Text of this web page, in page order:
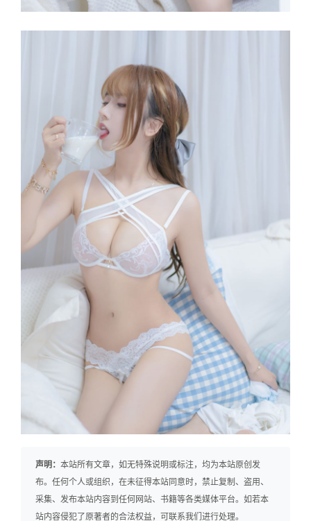
声明： 本站所有文章，如无特殊说明或标注，均为本站原创发
布。任何个人或组织，在未征得本站同意时，禁止复制、盗用、
采集、发布本站内容到任何网站、书籍等各类媒体平台。如若本
站内容侵犯了原著者的合法权益，可联系我们进行处理。